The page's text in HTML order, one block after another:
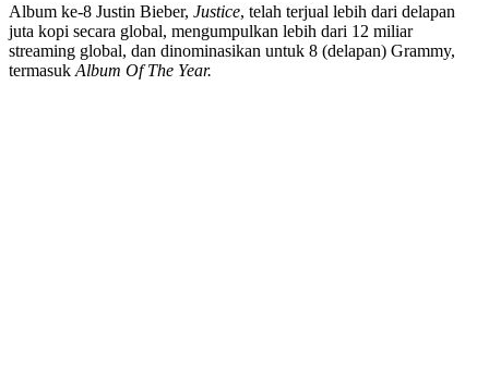
Album ke-8 Justin Bieber, Justice, telah terjual lebih dari delapan
juta kopi secara global, mengumpulkan lebih dari 12 miliar
streaming global, dan dinominasikan untuk 8 (delapan) Grammy,
termasuk Album Of The Year.